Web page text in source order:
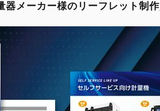
器メーカー様のリーフレット制